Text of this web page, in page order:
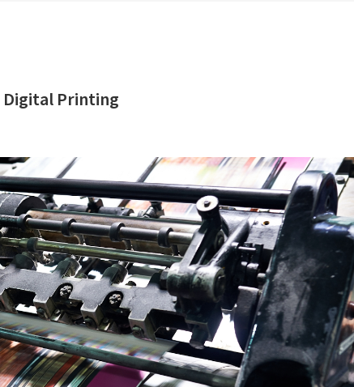
Digital Printing